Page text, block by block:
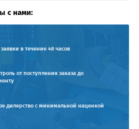
с нами:
в течение 48 часов
от поступления заказа до
дилерство с минимальной наценкой